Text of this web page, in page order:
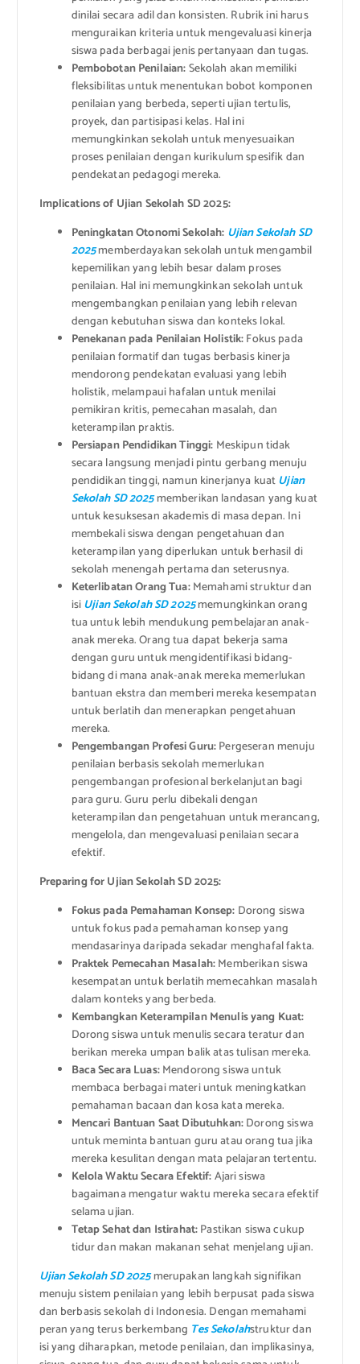
dinilai secara adil dan konsisten. Rubrik ini harus
menguraikan kriteria untuk mengevaluasi kinerja
siswa pada berbagai jenis pertanyaan dan tugas.
Pembobotan Penilaian:Sekolah akan memiliki
fleksibilitas untuk menentukan bobot komponen
penilaian yang berbeda, seperti ujian tertulis,
proyek, dan partisipasi kelas. Hal ini
memungkinkan sekolah untuk menyesuaikan
proses penilaian dengan kurikulum spesifik dan
pendekatan pedagogi mereka.
Implications of Ujian Sekolah SD 2025:
Peningkatan Otonomi Sekolah: Ujian Sekolah SD
2025memberdayakan sekolah untuk mengambil
kepemilikan yang lebih besar dalam proses
penilaian. Hal ini memungkinkan sekolah untuk
mengembangkan penilaian yang lebih relevan
dengan kebutuhan siswa dan konteks lokal.
Penekanan pada Penilaian Holistik:Fokus pada
penilaian formatif dan tugas berbasis kinerja
mendorong pendekatan evaluasi yang lebih
holistik, melampaui hafalan untuk menilai
pemikiran kritis, pemecahan masalah, dan
keterampilan praktis.
Persiapan Pendidikan Tinggi: Meskipun tidak
secara langsung menjadi pintu gerbang menuju
pendidikan tinggi, namun kinerjanya kuatUjian
Sekolah SD 2025memberikan landasan yang kuat
untuk kesuksesan akademis di masa depan. Ini
membekali siswa dengan pengetahuan dan
keterampilan yang diperlukan untuk berhasil di
sekolah menengah pertama dan seterusnya.
Keterlibatan Orang Tua:Memahami struktur dan
isiUjian Sekolah SD 2025memungkinkan orang
tua untuk lebih mendukung pembelajaran anak-
anak mereka. Orang tua dapat bekerja sama
dengan guru untuk mengidentifikasi bidang-
bidang di mana anak-anak mereka memerlukan
bantuan ekstra dan memberi mereka kesempatan
untuk berlatih dan menerapkan pengetahuan
mereka.
Pengembangan Profesi Guru:Pergeseran menuju
penilaian berbasis sekolah memerlukan
pengembangan profesional berkelanjutan bagi
para guru. Guru perlu dibekali dengan
keterampilan dan pengetahuan untuk merancang,
mengelola, dan mengevaluasi penilaian secara
efektif.
Preparing for Ujian Sekolah SD 2025:
Fokus pada Pemahaman Konsep: Dorong siswa
untuk fokus pada pemahaman konsep yang
mendasarinya daripada sekadar menghafal fakta.
Praktek Pemecahan Masalah:Memberikan siswa
kesempatan untuk berlatih memecahkan masalah
dalam konteks yang berbeda.
Kembangkan Keterampilan Menulis yang Kuat:
Dorong siswa untuk menulis secara teratur dan
berikan mereka umpan balik atas tulisan mereka.
Baca Secara Luas:Mendorong siswa untuk
membaca berbagai materi untuk meningkatkan
pemahaman bacaan dan kosa kata mereka.
Mencari Bantuan Saat Dibutuhkan:Dorong siswa
untuk meminta bantuan guru atau orang tua jika
mereka kesulitan dengan mata pelajaran tertentu.
Kelola Waktu Secara Efektif:Ajari siswa
bagaimana mengatur waktu mereka secara efektif
selama ujian.
Tetap Sehat dan Istirahat:Pastikan siswa cukup
tidur dan makan makanan sehat menjelang ujian.
Ujian Sekolah SD 2025merupakan langkah signifikan
menuju sistem penilaian yang lebih berpusat pada siswa
dan berbasis sekolah di Indonesia. Dengan memahami
peran yang terus berkembang Tes Sekolahstruktur dan
isi yang diharapkan, metode penilaian, dan implikasinya,